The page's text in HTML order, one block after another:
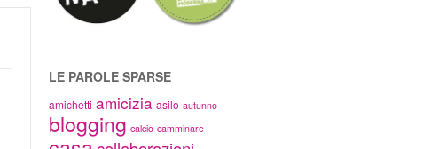
LE PAROLE SPARSE
amichetti amicizia asilo autunno
blogging calcio camminare